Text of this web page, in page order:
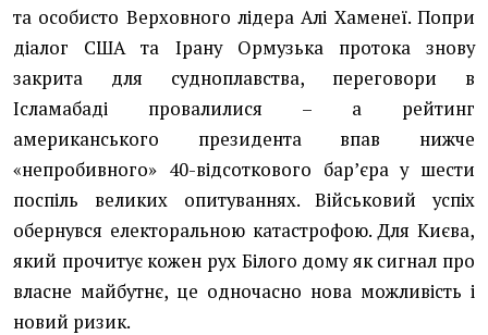
та особисто Верховного лідера Алі Хаменеї. Попри
діалог США та Ірану Ормузька протока знову
закрита для судноплавства, переговори в
Ісламабаді провалилися – а рейтинг
американського президента впав нижче
«непробивного» 40-відсоткового барʼєра у шести
поспіль великих опитуваннях. Військовий успіх
обернувся електоральною катастрофою. Для Києва,
який прочитує кожен рух Білого дому як сигнал про
власне майбутнє, це одночасно нова можливість і
новий ризик.